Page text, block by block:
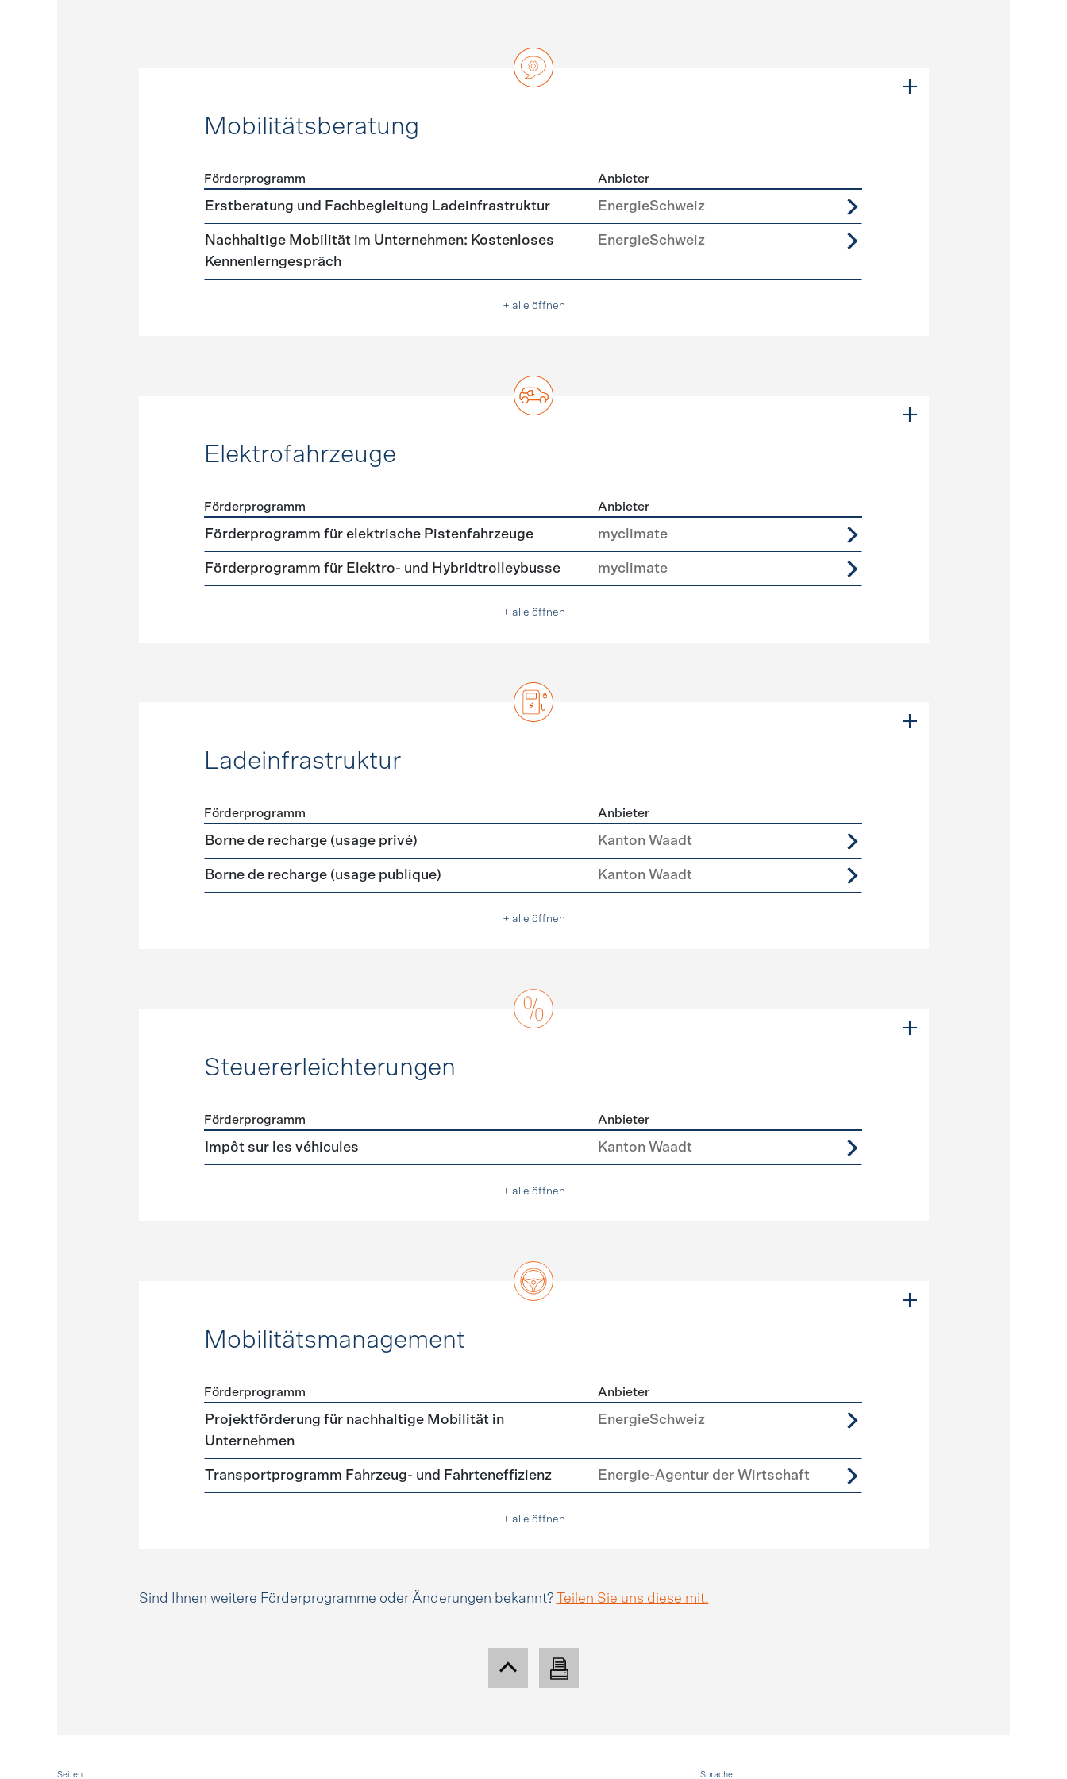
Mobilitätsberatung
Förderprogramme Mobilitätsberatung
Förderprogramm Anbieter
Erstberatung und Fachbegleitung Ladeinfrastruktur EnergieSchweiz
Nachhaltige Mobilität im Unternehmen: Kostenloses
Kennenlerngespräch
EnergieSchweiz
+ alle öffnen
Elektrofahrzeuge
Förderprogramme Elektrofahrzeuge
Förderprogramm Anbieter
Förderprogramm für elektrische Pistenfahrzeuge myclimate
Förderprogramm für Elektro- und Hybridtrolleybusse myclimate
+ alle öffnen
Ladeinfrastruktur
Förderprogramme Ladeinfrastruktur
Förderprogramm Anbieter
Borne de recharge (usage privé) Kanton Waadt
Borne de recharge (usage publique) Kanton Waadt
+ alle öffnen
Steuererleichterungen
Förderprogramme Steuererleichterungen
Förderprogramm Anbieter
Impôt sur les véhicules Kanton Waadt
+ alle öffnen
Mobilitätsmanagement
Förderprogramme Mobilitätsmanagement
Förderprogramm Anbieter
Projektförderung für nachhaltige Mobilität in
Unternehmen
EnergieSchweiz
Transportprogramm Fahrzeug- und Fahrteneffizienz Energie-Agentur der Wirtschaft
+ alle öffnen
Sind Ihnen weitere Förderprogramme oder Änderungen bekannt? Teilen Sie uns diese mit.
Seiten Sprache